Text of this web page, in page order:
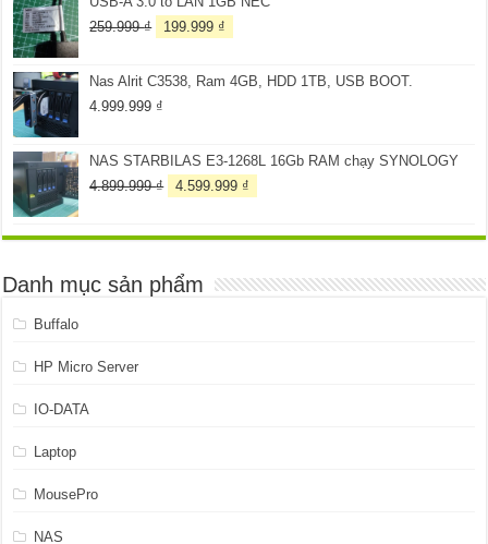
4.399.999 ₫.
là:
259.999₫
Giá
259.999 ₫.
199.999 ₫
là:
Nas Alrit C3538, Ram 4GB, HDD 1TB, USB BOOT.
4.999.999 ₫
NAS STARBILAS E3-1268L 16Gb RAM chạy SYNOLOGY
4.899.999₫
Giá
4.899.999 ₫.
4.599.999 ₫
là:
Danh mục sản phẩm
Buffalo
HP Micro Server
IO-DATA
Laptop
MousePro
NAS